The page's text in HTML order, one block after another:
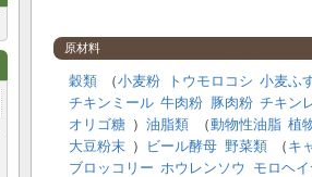
鶏
サケ 酵母 肉類 卵
穀類 コーン 大豆
植物性
タンパ
ク
原材料
穀類 （小麦粉 トウモロコシ 小麦ふ
チキンミール 牛肉粉 豚肉粉 チキン
オリゴ糖 ）油脂類 （動物性油脂 植
大豆粉末 ） ビール酵母 野菜類 （ キ
ブロッコリー ホウレンソウ
モロヘ